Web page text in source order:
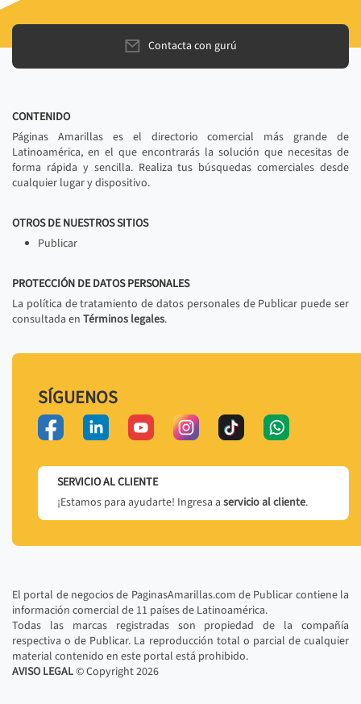
Contacta con gurú
CONTENIDO
Páginas Amarillas es el directorio comercial más grande de
Latinoamérica, en el que encontrarás la solución que necesitas de
forma rápida y sencilla. Realiza tus búsquedas comerciales desde
cualquier lugar y dispositivo.
OTROS DE NUESTROS SITIOS
Publicar
PROTECCIÓN DE DATOS PERSONALES
La política de tratamiento de datos personales de Publicar puede ser
consultada en Términos legales.
SÍGUENOS
SERVICIO AL CLIENTE
¡Estamos para ayudarte! Ingresa a servicio al cliente.
El portal de negocios de PaginasAmarillas.com de Publicar contiene la
información comercial de 11 países de Latinoamérica.
Todas las marcas registradas son propiedad de la compañía
respectiva o de Publicar. La reproducción total o parcial de cualquier
material contenido en este portal está prohibido.
AVISO LEGAL© Copyright2026